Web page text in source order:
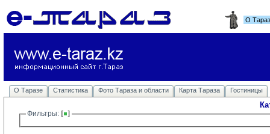
О
О Таразе Статистика Фото Тараза и области Карта Тараза Гостиницы
Фильтры: